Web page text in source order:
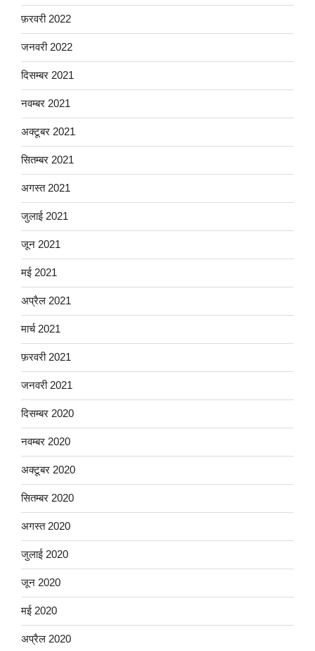
फ़रवरी 2022
जनवरी 2022
दिसम्बर 2021
नवम्बर 2021
अक्टूबर 2021
सितम्बर 2021
अगस्त 2021
जुलाई 2021
जून 2021
मई 2021
अप्रैल 2021
मार्च 2021
फ़रवरी 2021
जनवरी 2021
दिसम्बर 2020
नवम्बर 2020
अक्टूबर 2020
सितम्बर 2020
अगस्त 2020
जुलाई 2020
जून 2020
मई 2020
अप्रैल 2020